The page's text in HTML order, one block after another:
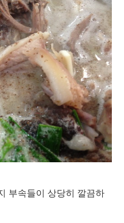
부속들이 상당히 깔끔하